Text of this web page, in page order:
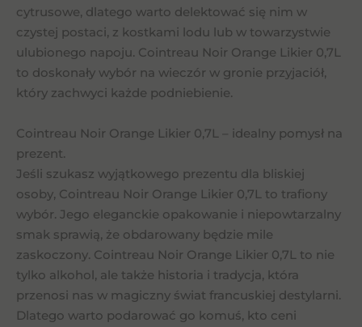
cytrusowe, dlatego warto delektować się nim w
czystej postaci, z kostkami lodu lub w towarzystwie
ulubionego napoju. Cointreau Noir Orange Likier 0,7L
to doskonały wybór na wieczór w gronie przyjaciół,
który zachwyci każde podniebienie.
Cointreau Noir Orange Likier 0,7L – idealny pomysł na
prezent.
Jeśli szukasz wyjątkowego prezentu dla bliskiej
osoby, Cointreau Noir Orange Likier 0,7L to trafiony
wybór. Jego eleganckie opakowanie i niepowtarzalny
smak sprawią, że obdarowany będzie mile
zaskoczony. Cointreau Noir Orange Likier 0,7L to nie
tylko alkohol, ale także historia i tradycja, która
przenosi nas w magiczny świat francuskiej destylarni.
Dlatego warto podarować go komuś, kto ceni